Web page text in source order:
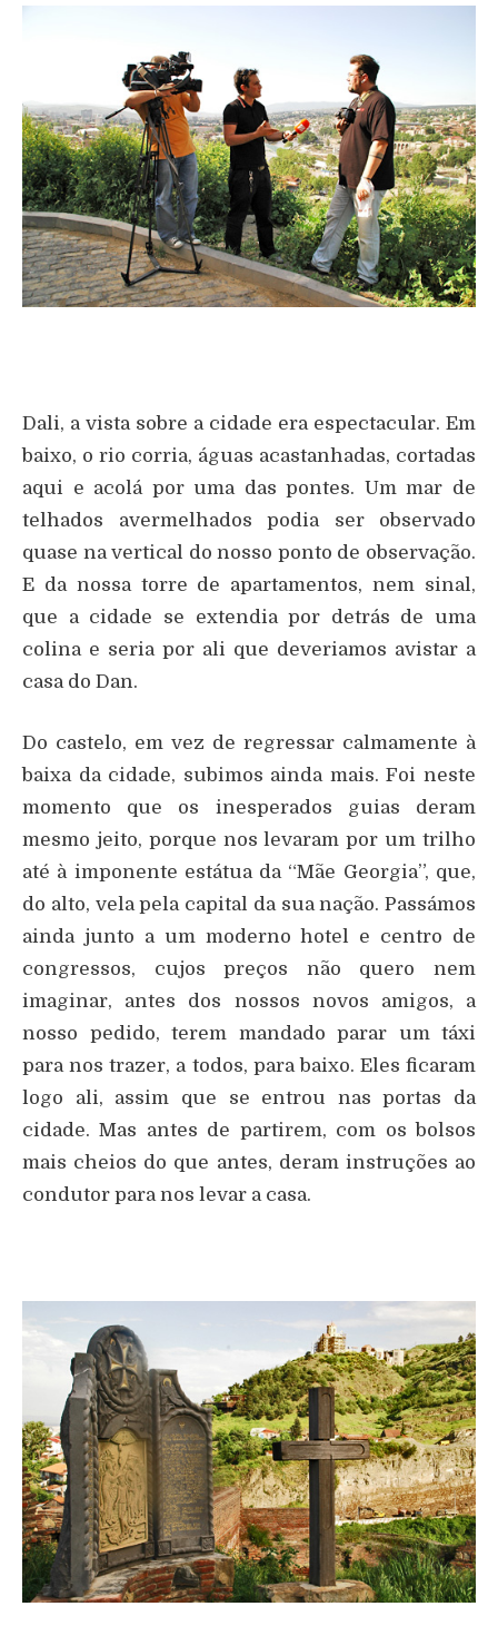
Dali, a vista sobre a cidade era espectacular. Em
baixo, o rio corria, águas acastanhadas, cortadas
aqui e acolá por uma das pontes. Um mar de
telhados avermelhados podia ser observado
quase na vertical do nosso ponto de observação.
E da nossa torre de apartamentos, nem sinal,
que a cidade se extendia por detrás de uma
colina e seria por ali que deveriamos avistar a
casa do Dan.
Do castelo, em vez de regressar calmamente à
baixa da cidade, subimos ainda mais. Foi neste
momento que os inesperados guias deram
mesmo jeito, porque nos levaram por um trilho
até à imponente estátua da “Mãe Georgia”, que,
do alto, vela pela capital da sua nação. Passámos
ainda junto a um moderno hotel e centro de
congressos, cujos preços não quero nem
imaginar, antes dos nossos novos amigos, a
nosso pedido, terem mandado parar um táxi
para nos trazer, a todos, para baixo. Eles ficaram
logo ali, assim que se entrou nas portas da
cidade. Mas antes de partirem, com os bolsos
mais cheios do que antes, deram instruções ao
condutor para nos levar a casa.